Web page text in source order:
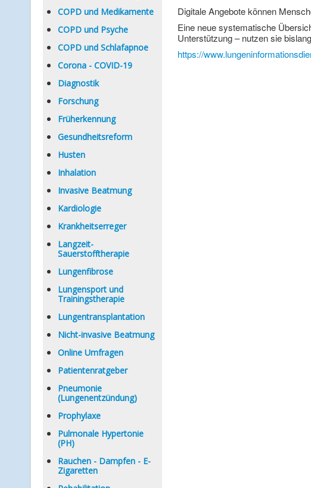
COPD und Medikamente
COPD und Psyche
COPD und Schlafapnoe
Corona - COVID-19
Diagnostik
Forschung
Früherkennung
Gesundheitsreform
Husten
Inhalation
Invasive Beatmung
Kardiologie
Krankheitserreger
Langzeit-
Sauerstofftherapie
Lungenfibrose
Lungensport und
Trainingstherapie
Lungentransplantation
Nicht-invasive Beatmung
Online Umfragen
Patientenratgeber
Pneumonie
(Lungenentzündung)
Prophylaxe
Pulmonale Hypertonie
(PH)
Rauchen - Dampfen - E-
Zigaretten
Digitale Angebote können
Eine neue systematische
Unterstützung – nutzen sie
https://